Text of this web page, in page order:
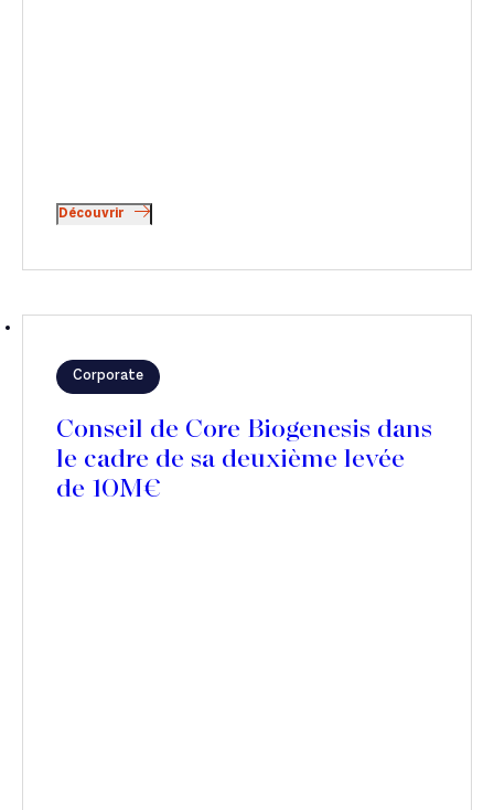
Découvrir
Corporate
Conseil de Core Biogenesis dans
le cadre de sa deuxième levée
de 10M€